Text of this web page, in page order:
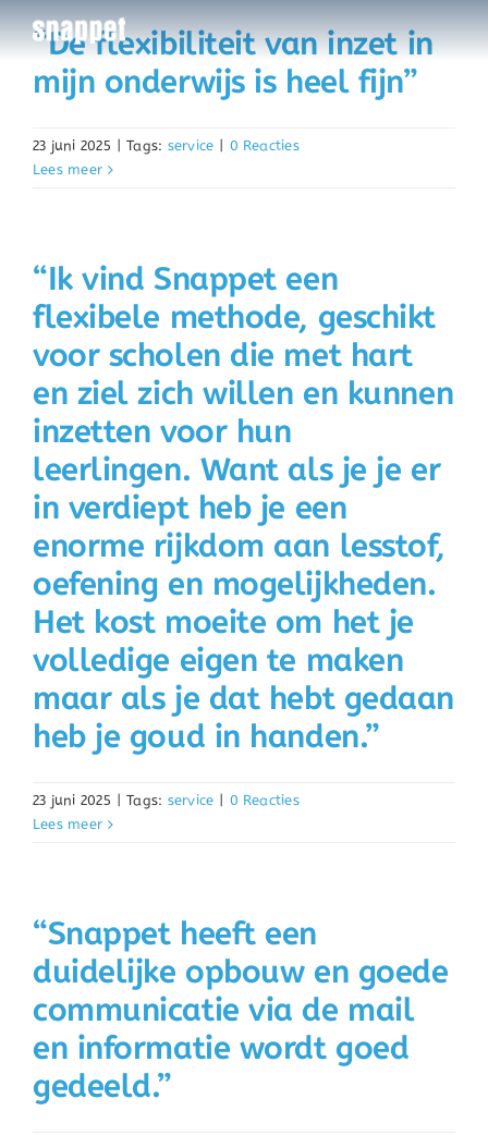
Ga
naar
inhoud
“De flexibiliteit van inzet in
mijn onderwijs is heel fijn”
23 juni 2025 | Tags: service | 0 Reacties
Lees meer
“Ik vind Snappet een
flexibele methode, geschikt
voor scholen die met hart
en ziel zich willen en kunnen
inzetten voor hun
leerlingen. Want als je je er
in verdiept heb je een
enorme rijkdom aan lesstof,
oefening en mogelijkheden.
Het kost moeite om het je
volledige eigen te maken
maar als je dat hebt gedaan
heb je goud in handen.”
23 juni 2025 | Tags: service | 0 Reacties
Lees meer
“Snappet heeft een
duidelijke opbouw en goede
communicatie via de mail
en informatie wordt goed
gedeeld.”